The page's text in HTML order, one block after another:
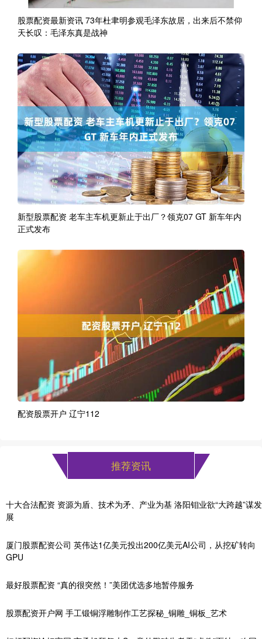
股票配资最新资讯 73年杜聿明参观毛泽东故居，出来后不禁仰
天长叹：毛泽东真是战神
新型股票配资 老车主车机更新止于出厂？领克07 GT 新车年内
正式发布
配资股票开户 辽宁112
推荐资讯
十大合法配资 资源为盾、技术为矛、产业为基 洛阳钼业欲“大跨越”谋发
展
厦门股票配资公司 英伟达1亿美元投出200亿美元AI公司，从挖矿转向
GPU
最好股票配资 “真的很突然！”美团优选多地暂停服务
股票配资开户网 手工锻铜浮雕制作工艺探秘_铜雕_铜板_艺术